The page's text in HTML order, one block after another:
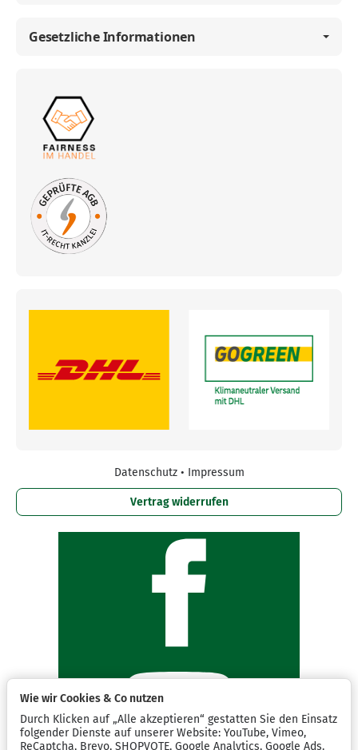
Gesetzliche Informationen
Datenschutz • Impressum
Vertrag widerrufen
Wie wir Cookies & Co nutzen
Durch Klicken auf „Alle akzeptieren“ gestatten Sie den Einsatz
folgender Dienste auf unserer Website: YouTube, Vimeo,
ReCaptcha, Brevo, SHOPVOTE, Google Analytics, Google Ads.